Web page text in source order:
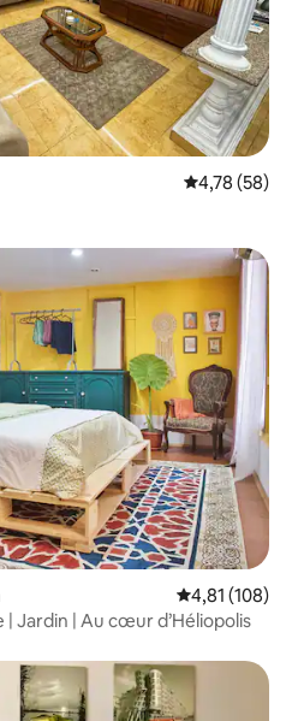
Note
4,78 (58)
Note
4,81 (108)
| Jardin | Au cœur d’Héliopolis